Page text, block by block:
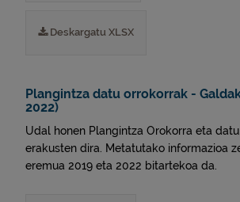
Deskargatu XLSX
Plangintza datu orrokorrak -
2022)
Udal honen Plangintza Orokorra eta
erakusten dira. Metatutako informazioa
eremua 2019 eta 2022 bitartekoa da.